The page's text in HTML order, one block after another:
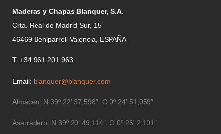
Maderas y Chapas Blanquer, S.A.
Crta. Real de Madrid Sur, 15
46469 Beniparrell Valencia, ESPAÑA
T. +34 961 201 963
Email: blanquer@blanquer.com
Almacen: N 39º 22′ 37,598″ O 0º 24′ 51,059″
Aserradero: N 39º 20′ 49,114″ O 0º 26′ 2,101″